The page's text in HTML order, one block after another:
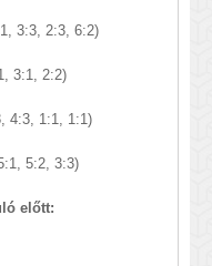
3:3, 2:3, 6:2)
3:1, 2:2)
4:3, 1:1, 1:1)
5:2, 3:3)
előtt: